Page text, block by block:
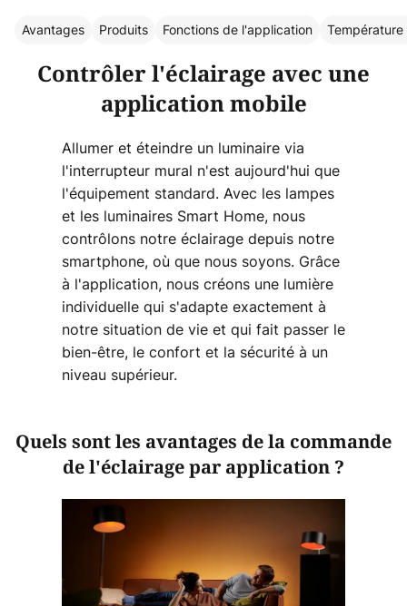
Avantages Produits Fonctions de l'application
Contrôler l'éclairage avec une
application mobile
Allumer et éteindre un luminaire via
l'interrupteur mural n'est aujourd'hui que
l'équipement standard. Avec les lampes
et les luminaires Smart Home, nous
contrôlons notre éclairage depuis notre
smartphone, où que nous soyons. Grâce
à l'application, nous créons une lumière
individuelle qui s'adapte exactement à
notre situation de vie et qui fait passer le
bien-être, le confort et la sécurité à un
niveau supérieur.
Quels sont les avantages de la commande
de l'éclairage par application ?